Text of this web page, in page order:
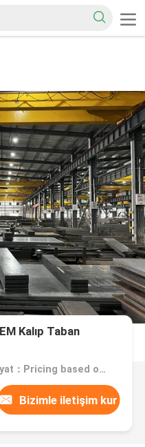
Kalıp Taban
Fiyat：Pricing based on weight and material
Bizimle iletişim kur